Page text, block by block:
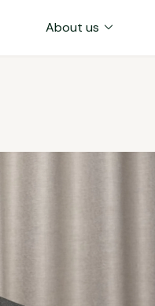
About us expand_more